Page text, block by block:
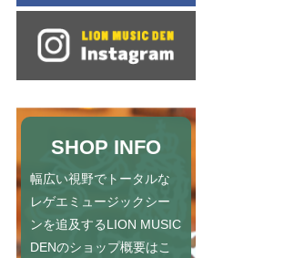
SHOP INFO
幅広い視野でトータルな
レゲエミュージックシー
ンを追及するLION MUSIC
DENのショップ概要はこ